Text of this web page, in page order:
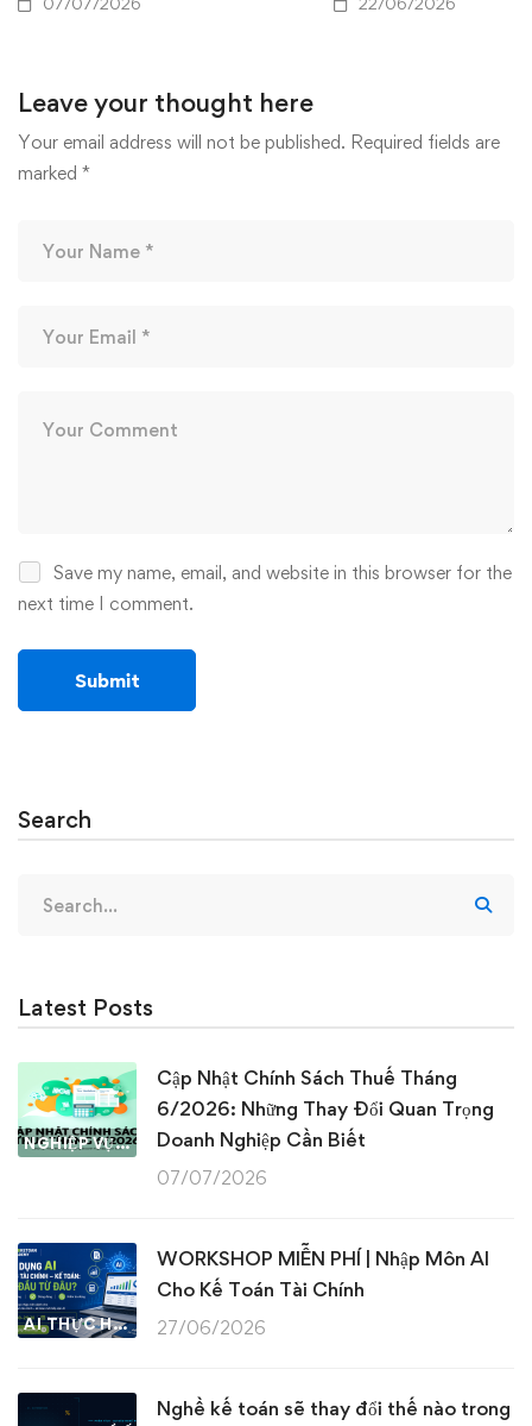
Leave your thought here
Your email address will not be published. Required fields are
marked *
Save my name, email, and website in this browser for the
next time I comment.
Search
for:
Latest Posts
NGHIỆP VỤ KẾ TOÁN & THUẾ
Cập Nhật Chính Sách Thuế Tháng
6/2026: Những Thay Đổi Quan Trọng
Doanh Nghiệp Cần Biết
07/07/2026
AI THỰC HÀNH
WORKSHOP MIỄN PHÍ | Nhập Môn AI
Cho Kế Toán Tài Chính
27/06/2026
Nghề kế toán sẽ thay đổi thế nào trong